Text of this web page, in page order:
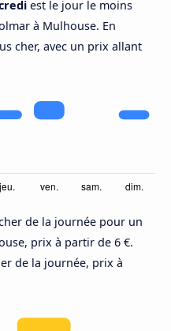
est le jour le moins
à Mulhouse. En
cher, avec un prix allant
de la journée pour un
prix à partir de 6 €.
de la journée, prix à